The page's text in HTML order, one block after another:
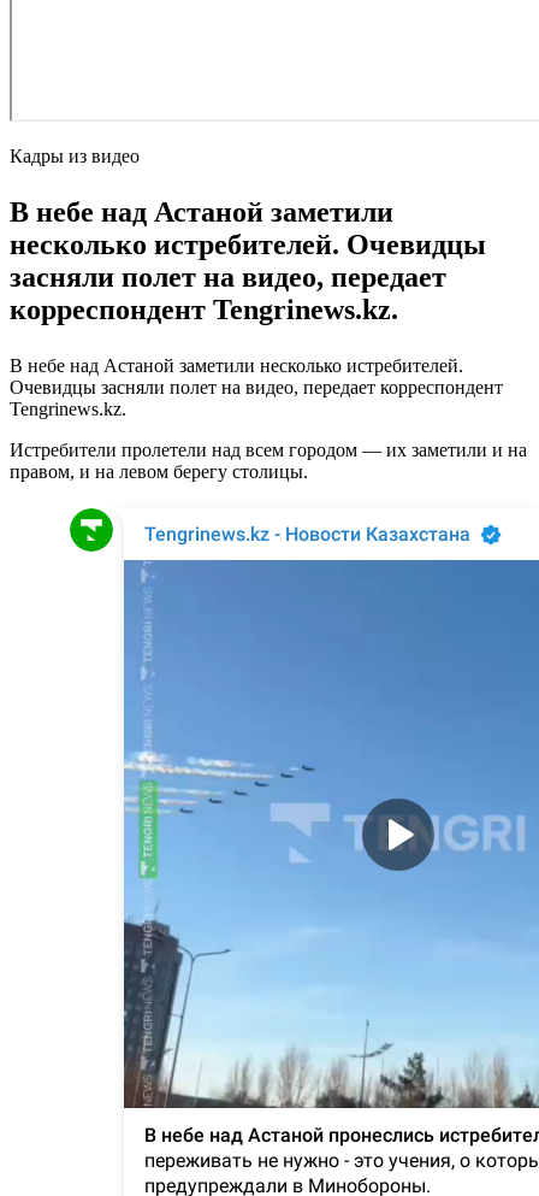
Кадры из видео
В небе над Астаной заметили
несколько истребителей. Очевидцы
засняли полет на видео, передает
корреспондент Tengrinews.kz.
В небе над Астаной заметили несколько истребителей.
Очевидцы засняли полет на видео, передает корреспондент
Tengrinews.kz.
Истребители пролетели над всем городом — их заметили и на
правом, и на левом берегу столицы.